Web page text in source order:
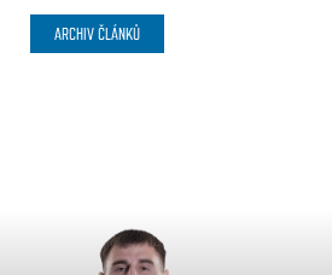
ARCHIV ČLÁNKŮ